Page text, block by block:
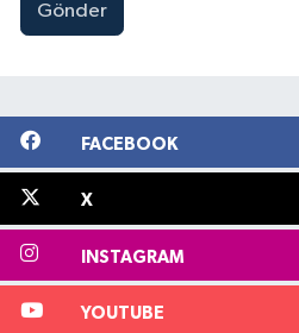
Gönder
FACEBOOK
X
INSTAGRAM
YOUTUBE